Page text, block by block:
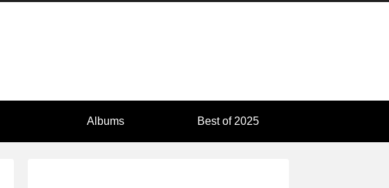
Albums Best of 2025